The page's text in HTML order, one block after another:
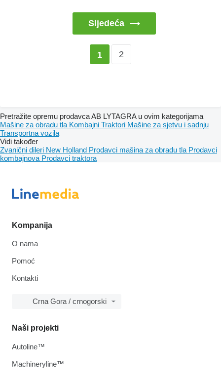
Sljedeća
1 2
Pretražite opremu prodavca AB LYTAGRA u ovim kategorijama
Mašine za obradu tla Kombajni Traktori Mašine za sjetvu i sadnju
Transportna vozila
Vidi također
Zvanični dileri New Holland Prodavci mašina za obradu tla Prodavci
kombajnova Prodavci traktora
Kompanija
O nama
Pomoć
Kontakti
Crna Gora / crnogorski
Naši projekti
Autoline™
Machineryline™